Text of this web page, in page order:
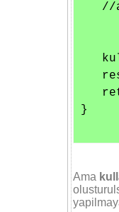
//
}
Ama